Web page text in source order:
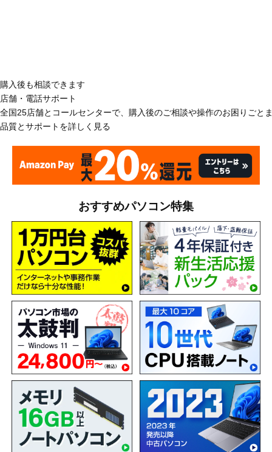
購入後も相談できます
店舗・電話サポート
全国25店舗とコールセンターで、購入後のご相談や操作のお困りごと
品質とサポートを詳しく見る
おすすめパソコン特集